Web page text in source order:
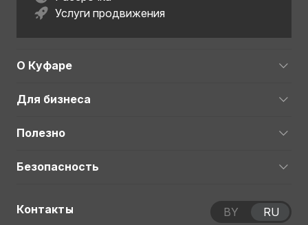
Услуги продвижения
О Куфаре
Для бизнеса
Полезно
Безопасность
Контакты BY RU